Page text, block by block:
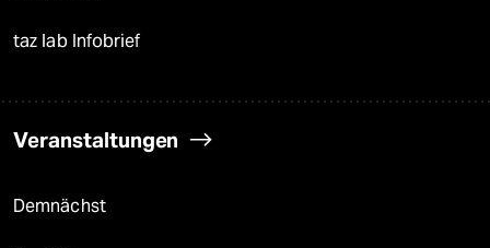
taz lab Infobrief
Veranstaltungen
Demnächst